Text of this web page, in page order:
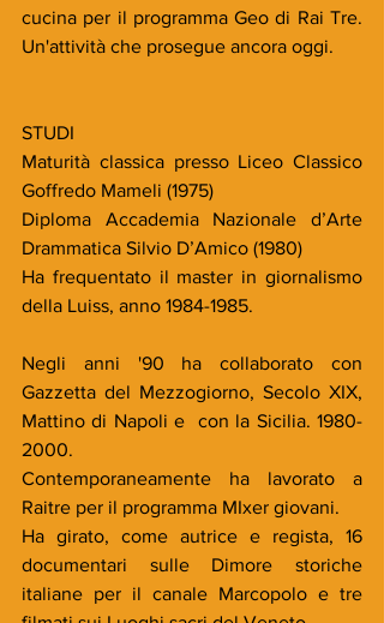
cucina per il programma Geo di Rai Tre.
Un'attività che prosegue ancora oggi.
STUDI
Maturità classica presso Liceo Classico
Goffredo Mameli (1975)
Diploma Accademia Nazionale d’Arte
Drammatica Silvio D’Amico (1980)
Ha frequentato il master in giornalismo
della Luiss, anno 1984-1985.
Negli anni '90 ha collaborato con
Gazzetta del Mezzogiorno, Secolo XIX,
Mattino di Napoli e  con la Sicilia. 1980-
2000.
Contemporaneamente ha lavorato a
Raitre per il programma MIxer giovani.
Ha girato, come autrice e regista, 16
documentari sulle Dimore storiche
italiane per il canale Marcopolo e tre